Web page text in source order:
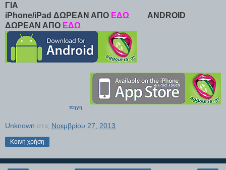
ΓΙΑ
iPhone/iPad ΔΩΡΕΑΝ ΑΠΟ ΕΔΩ
ANDROID
ΔΩΡΕΑΝ ΑΠΟ ΕΔΩ
πηγη
Unknown στις Νοεμβρίου 27, 2013
Κοινή χρήση